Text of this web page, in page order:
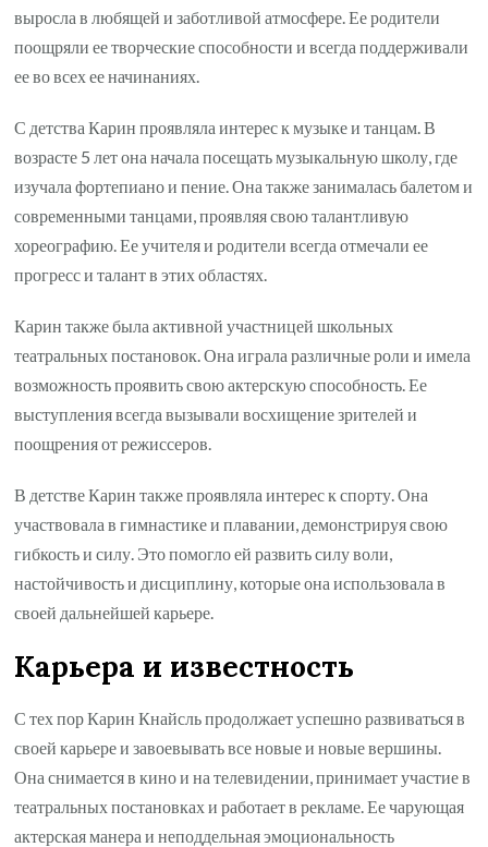
выросла в любящей и заботливой атмосфере. Ее родители
поощряли ее творческие способности и всегда поддерживали
ее во всех ее начинаниях.
С детства Карин проявляла интерес к музыке и танцам. В
возрасте 5 лет она начала посещать музыкальную школу, где
изучала фортепиано и пение. Она также занималась балетом и
современными танцами, проявляя свою талантливую
хореографию. Ее учителя и родители всегда отмечали ее
прогресс и талант в этих областях.
Карин также была активной участницей школьных
театральных постановок. Она играла различные роли и имела
возможность проявить свою актерскую способность. Ее
выступления всегда вызывали восхищение зрителей и
поощрения от режиссеров.
В детстве Карин также проявляла интерес к спорту. Она
участвовала в гимнастике и плавании, демонстрируя свою
гибкость и силу. Это помогло ей развить силу воли,
настойчивость и дисциплину, которые она использовала в
своей дальнейшей карьере.
Карьера и известность
С тех пор Карин Кнайсль продолжает успешно развиваться в
своей карьере и завоевывать все новые и новые вершины.
Она снимается в кино и на телевидении, принимает участие в
театральных постановках и работает в рекламе. Ее чарующая
актерская манера и неподдельная эмоциональность